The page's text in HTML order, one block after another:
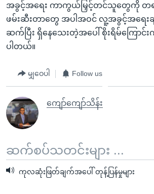
အခွင့်အရေး ကာကွယ်မြှင့်တင်သူတွေကို
ဖမ်းဆီးတာတွေ အပါအဝင် လူ့အခွင့်အရေး
ဆက်ပြီး ရှိနေသေးတဲ့အပေါ် စိုးရိမ်ကြောင်
ပါတယ်။
မျှဝေပါ Follow us
ကျော်ကျော်သိန်း
ဆက်စပ်သတင်းများ ...
ကုလဆုံးဖြတ်ချက်အပေါ် တုန့်ပြန်မှုများ